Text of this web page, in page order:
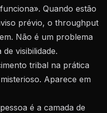
Quando estão
prévio, o throughput
Não é um problema
visibilidade.
tribal na prática
Aparece em
é a camada de